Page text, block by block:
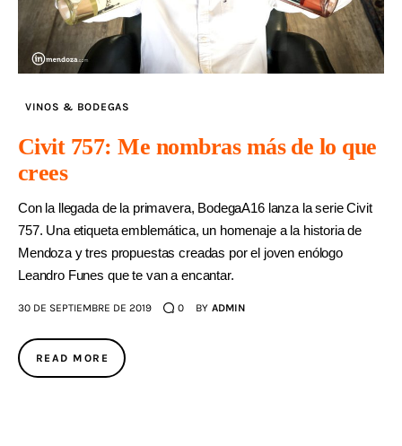
VINOS & BODEGAS
Civit 757: Me nombras más de lo que
crees
Con la llegada de la primavera, BodegaA16 lanza la serie Civit
757. Una etiqueta emblemática, un homenaje a la historia de
Mendoza y tres propuestas creadas por el joven enólogo
Leandro Funes que te van a encantar.
30 DE SEPTIEMBRE DE 2019 0 BY ADMIN
READ MORE